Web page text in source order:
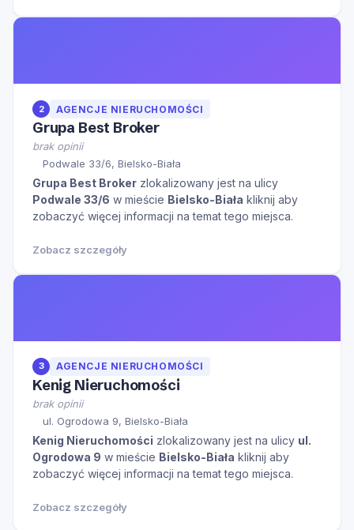
2 AGENCJE NIERUCHOMOŚCI
Grupa Best Broker
brak opinii
Podwale 33/6, Bielsko-Biała
Grupa Best Broker zlokalizowany jest na ulicy
Podwale 33/6 w mieście Bielsko-Biała kliknij aby
zobaczyć więcej informacji na temat tego miejsca.
Zobacz szczegóły
3 AGENCJE NIERUCHOMOŚCI
Kenig Nieruchomości
brak opinii
ul. Ogrodowa 9, Bielsko-Biała
Kenig Nieruchomości zlokalizowany jest na ulicy ul.
Ogrodowa 9 w mieście Bielsko-Biała kliknij aby
zobaczyć więcej informacji na temat tego miejsca.
Zobacz szczegóły